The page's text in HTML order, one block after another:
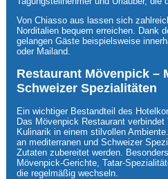
Von Chiasso aus lassen sich
Norditalien bequem erreichen. Dank
gelangen Gäste beispielsweise
oder Mailand.
Restaurant Mövenpick –
Schweizer Spezialitäten
Ein wichtiger Bestandteil des
Das Mövenpick Restaurant verbindet
Kulinarik in einem stilvollen
an mediterranen und Schweizer
Zutaten zubereitet werden.
Mövenpick-Gerichte, Tatar-
die regelmäßig wechseln.